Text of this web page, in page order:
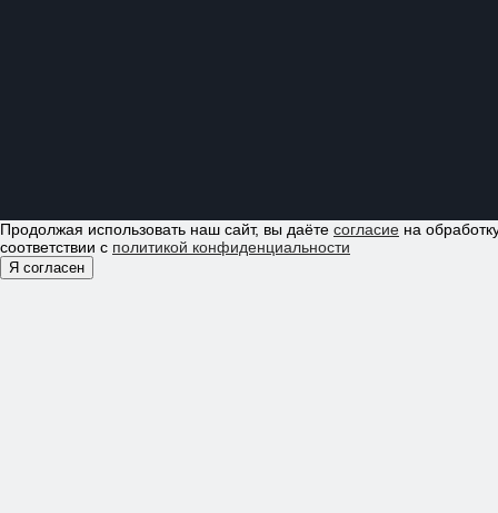
Продолжая использовать наш сайт, вы даёте согласие на
соответствии с политикой конфиденциальности
Я согласен